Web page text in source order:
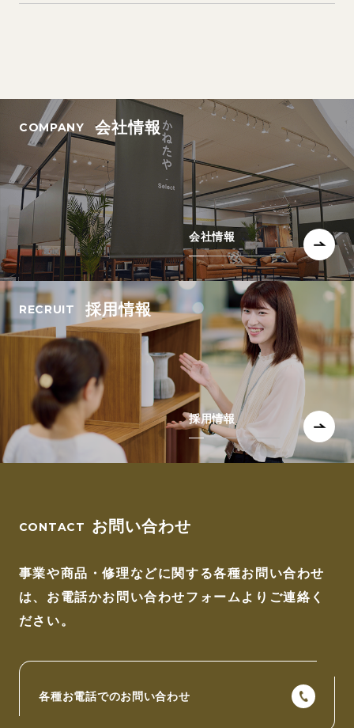
会社情報
会社情報
採用情報
採用情報
お問い合わせ
事業や商品・修理などに関する各種お問い合わせ
は、 お電話かお問い合わせフォームよりご連絡く
ださい。
各種お電話でのお問い合わせ